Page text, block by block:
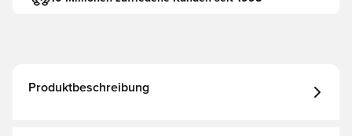
Produktbeschreibung